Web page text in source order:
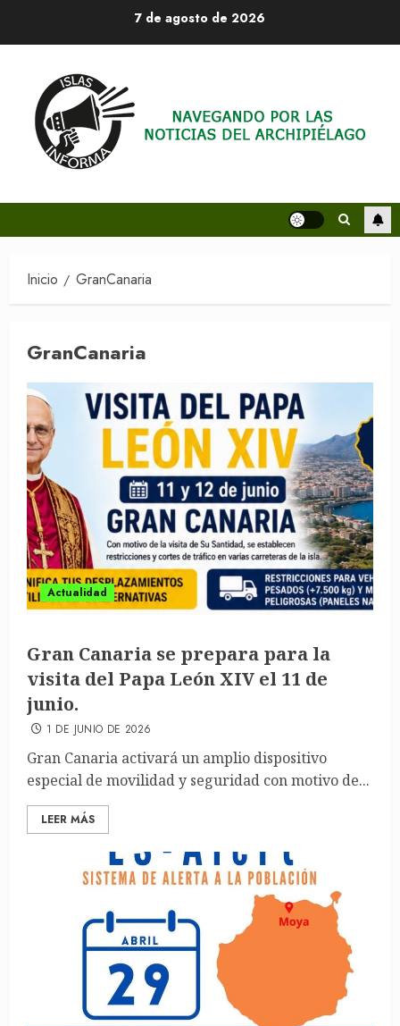
7 de agosto de 2026
Inicio GranCanaria
GranCanaria
Actualidad
Gran Canaria se prepara para la
visita del Papa León XIV el 11 de
junio.
1 DE JUNIO DE 2026
Gran Canaria activará un amplio dispositivo
especial de movilidad y seguridad con motivo de...
LEER MÁS